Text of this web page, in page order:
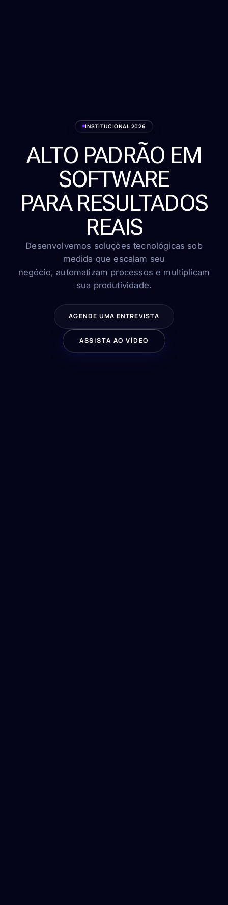
Serviços
Sobre
Clientes
Contato
FALE CONOSCO
INSTITUCIONAL 2026
ALTO PADRÃO EM
SOFTWARE
PARA RESULTADOS
REAIS
Desenvolvemos soluções tecnológicas sob
medida que escalam seu
negócio, automatizam processos e multiplicam
sua produtividade.
AGENDE UMA ENTREVISTA
ASSISTA AO VÍDEO